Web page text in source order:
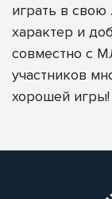
играть в
характер и
совместно с
участников
хорошей игры!